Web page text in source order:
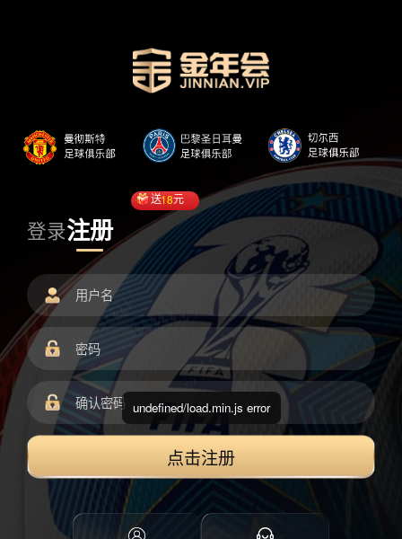
登录注册
送18元
点击注册
undefined/load.min.js error